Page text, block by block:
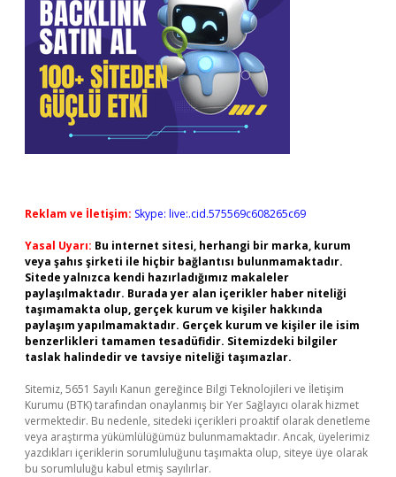
Reklam ve İletişim: Skype: live:.cid.575569c608265c69
Yasal Uyarı: Bu internet sitesi, herhangi bir marka, kurum
veya şahıs şirketi ile hiçbir bağlantısı bulunmamaktadır.
Sitede yalnızca kendi hazırladığımız makaleler
paylaşılmaktadır. Burada yer alan içerikler haber niteliği
taşımamakta olup, gerçek kurum ve kişiler hakkında
paylaşım yapılmamaktadır. Gerçek kurum ve kişiler ile isim
benzerlikleri tamamen tesadüfidir. Sitemizdeki bilgiler
taslak halindedir ve tavsiye niteliği taşımazlar.
Sitemiz, 5651 Sayılı Kanun gereğince Bilgi Teknolojileri ve İletişim
Kurumu (BTK) tarafından onaylanmış bir Yer Sağlayıcı olarak hizmet
vermektedir. Bu nedenle, sitedeki içerikleri proaktif olarak denetleme
veya araştırma yükümlülüğümüz bulunmamaktadır. Ancak, üyelerimiz
yazdıkları içeriklerin sorumluluğunu taşımakta olup, siteye üye olarak
bu sorumluluğu kabul etmiş sayılırlar.